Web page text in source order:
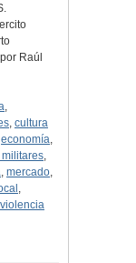
Raúl
,
, cultura
economía,
,
, mercado,
,
violencia